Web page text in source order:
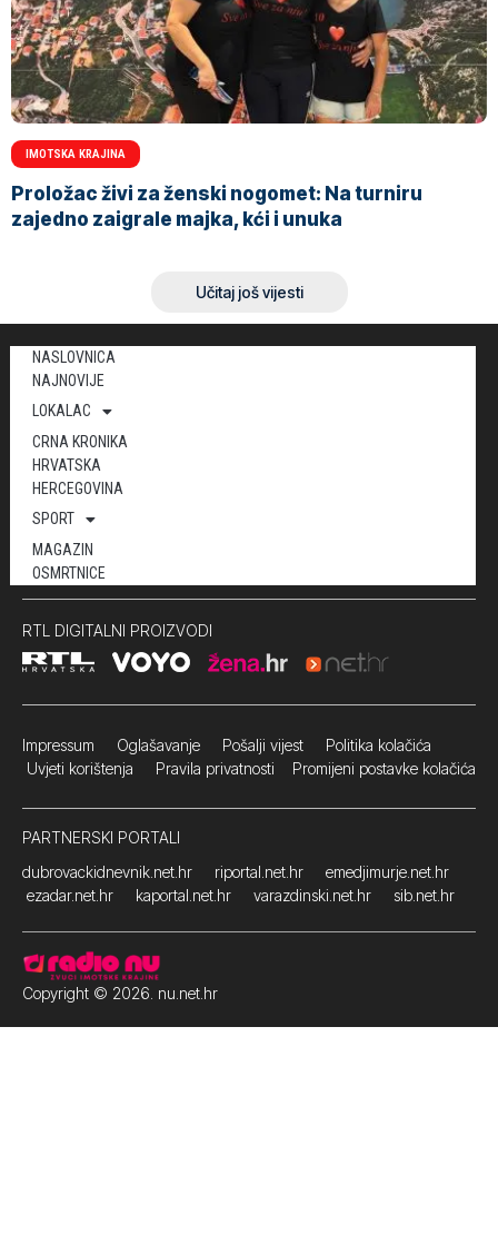
IMOTSKA KRAJINA
Proložac živi za ženski nogomet: Na turniru
zajedno zaigrale majka, kći i unuka
Učitaj još vijesti
NASLOVNICA
NAJNOVIJE
LOKALAC
CRNA KRONIKA
HRVATSKA
HERCEGOVINA
SPORT
MAGAZIN
OSMRTNICE
RTL DIGITALNI PROIZVODI
Impressum Oglašavanje Pošalji vijest Politika kolačića
Uvjeti korištenja Pravila privatnosti Promijeni postavke kolačića
PARTNERSKI PORTALI
dubrovackidnevnik.net.hr
riportal.net.hr
emedjimurje.net.hr
ezadar.net.hr
kaportal.net.hr varazdinski.net.hr sib.net.hr
Copyright © 2026. nu.net.hr